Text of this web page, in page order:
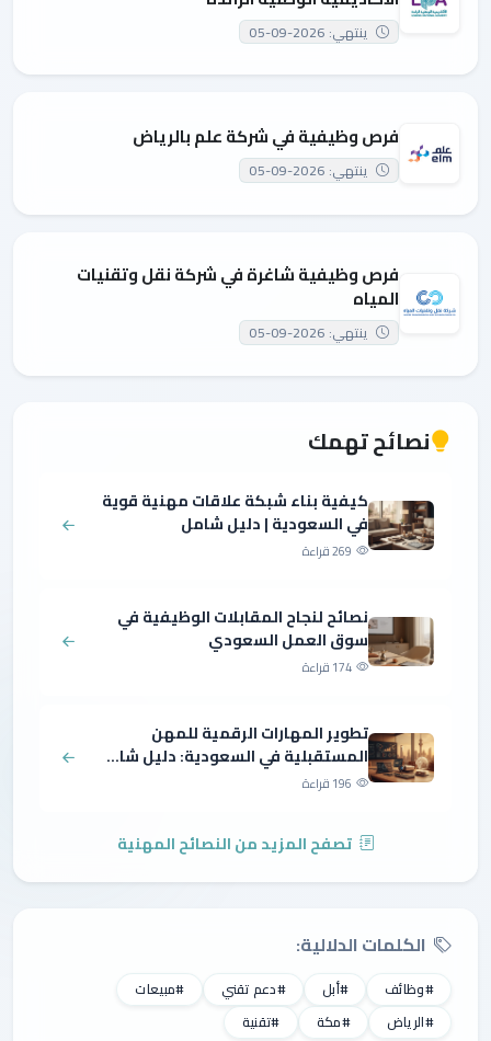
ينتهي: 2026-09-05
فرص وظيفية في شركة علم بالرياض
ينتهي: 2026-09-05
فرص وظيفية شاغرة في شركة نقل وتقنيات
المياه
ينتهي: 2026-09-05
نصائح تهمك
كيفية بناء شبكة علاقات مهنية قوية
في السعودية | دليل شامل
269 قراءة
نصائح لنجاح المقابلات الوظيفية في
سوق العمل السعودي
174 قراءة
تطوير المهارات الرقمية للمهن
المستقبلية في السعودية: دليل شا...
196 قراءة
تصفح المزيد من النصائح المهنية
الكلمات الدلالية:
#وظائف #أبل #دعم تقني
#مبيعات
#الرياض
#مكة #تقنية